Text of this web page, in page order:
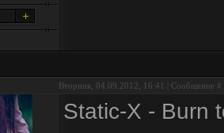
Вторник, 04.09.2012, 16:41 | Сообщение #
Static-X - Burn